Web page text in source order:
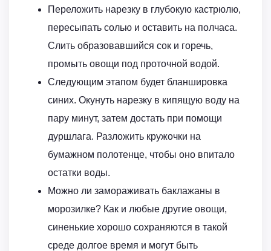
Переложить нарезку в глубокую кастрюлю,
пересыпать солью и оставить на полчаса.
Слить образовавшийся сок и горечь,
промыть овощи под проточной водой.
Следующим этапом будет бланшировка
синих. Окунуть нарезку в кипящую воду на
пару минут, затем достать при помощи
дуршлага. Разложить кружочки на
бумажном полотенце, чтобы оно впитало
остатки воды.
Можно ли замораживать баклажаны в
морозилке? Как и любые другие овощи,
синенькие хорошо сохраняются в такой
среде долгое время и могут быть